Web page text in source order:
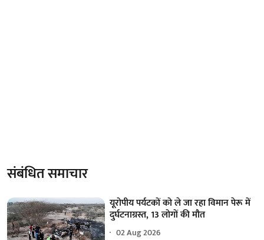
संबंधित समाचार
यूरोपीय पर्यटकों को ले जा रहा विमान पेरू में
दुर्घटनाग्रस्त, 13 लोगों की मौत
02 Aug 2026